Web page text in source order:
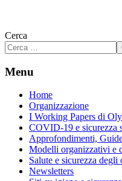
Cerca
Menu
Home
Organizzazione
I Working Papers di
COVID-19 e sicurezza
Approfondimenti,
Modelli organizzativi e
Salute e sicurezza
Newsletters